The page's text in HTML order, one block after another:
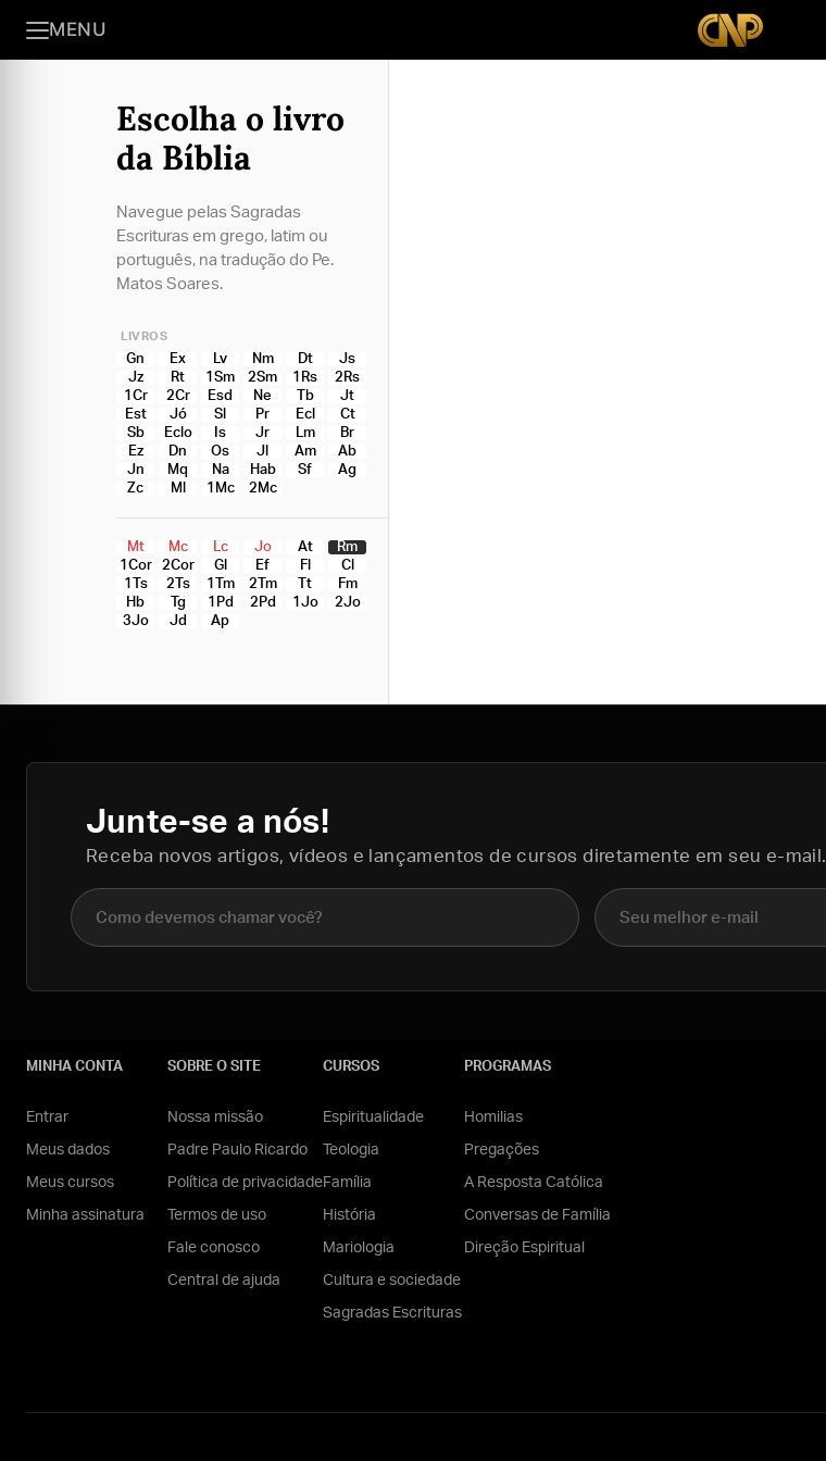
MENU
Escolha o livro
da Bíblia
Navegue pelas Sagradas
Escrituras em grego, latim ou
português, na tradução do Pe.
Matos Soares.
LIVROS
Gn Ex Lv Nm Dt
Js
Jz
Rt 1Sm 2Sm 1Rs
2Rs
1Cr
2Cr Esd Ne Tb
Jt
Est
Jó Sl Pr Ecl
Ct
Sb
Eclo Is Jr Lm
Br
Ez
Dn Os Jl Am
Ab
Jn
Mq Na Hab Sf
Ag
Zc
Ml 1Mc 2Mc
Mt Mc Lc Jo At
Rm
1Cor
2Cor Gl Ef Fl
Cl
1Ts
2Ts 1Tm 2Tm Tt
Fm
Hb
Tg 1Pd 2Pd 1Jo
2Jo
3Jo
Jd Ap
Junte-se a nós!
Receba novos artigos, vídeos e lançamentos de cursos diretamente em seu e-mail.
Nome completo E-mail
MINHA CONTA
Entrar
Meus dados
Meus cursos
Minha assinatura
SOBRE O SITE
Nossa missão
Padre Paulo Ricardo
Política de privacidade
Termos de uso
Fale conosco
Central de ajuda
CURSOS
Espiritualidade
Teologia
Família
História
Mariologia
Cultura e sociedade
Sagradas Escrituras
PROGRAMAS
Homilias
Pregações
A Resposta Católica
Conversas de Família
Direção Espiritual